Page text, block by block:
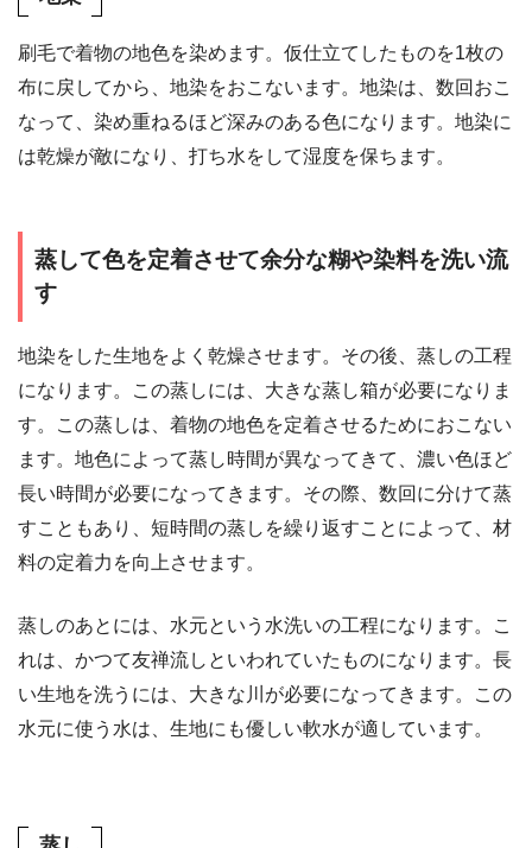
刷毛で着物の地色を染めます。仮仕立てしたものを1枚の
布に戻してから、地染をおこないます。地染は、数回おこ
なって、染め重ねるほど深みのある色になります。地染に
は乾燥が敵になり、打ち水をして湿度を保ちます。
蒸して色を定着させて余分な糊や染料を洗い流
す
地染をした生地をよく乾燥させます。その後、蒸しの工程
になります。この蒸しには、大きな蒸し箱が必要になりま
す。この蒸しは、着物の地色を定着させるためにおこない
ます。地色によって蒸し時間が異なってきて、濃い色ほど
長い時間が必要になってきます。その際、数回に分けて蒸
すこともあり、短時間の蒸しを繰り返すことによって、材
料の定着力を向上させます。
蒸しのあとには、水元という水洗いの工程になります。こ
れは、かつて友禅流しといわれていたものになります。長
い生地を洗うには、大きな川が必要になってきます。この
水元に使う水は、生地にも優しい軟水が適しています。